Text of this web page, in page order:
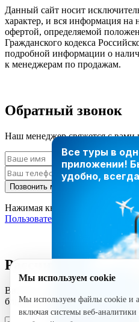
Все туры в
приложении!
удобно,
Данный сайт носит
характер, и вся информация на
офертой, определяемой
Гражданского кодекса
подробной информации о
к менеджерам по продажам.
Обратный звонок
Наш менеджер свяжется с вами
Позвонить мне
Нажимая кнопку «Позвонить
Пользовательским соглашением
Рассчитать
Введите ваши данные и наш
ближайшее время
Мы используем cookie
Мы используем файлы cookie и
включая системы веб-